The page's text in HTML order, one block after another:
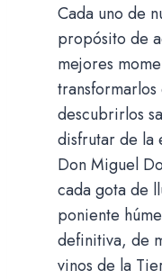
Cada uno de
propósito de
mejores
transformarlos
descubrirlos
disfrutar de la
Don Miguel
cada gota de
poniente
definitiva, de
vinos de la